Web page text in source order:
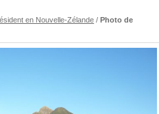
en Nouvelle-Zélande /Photo de